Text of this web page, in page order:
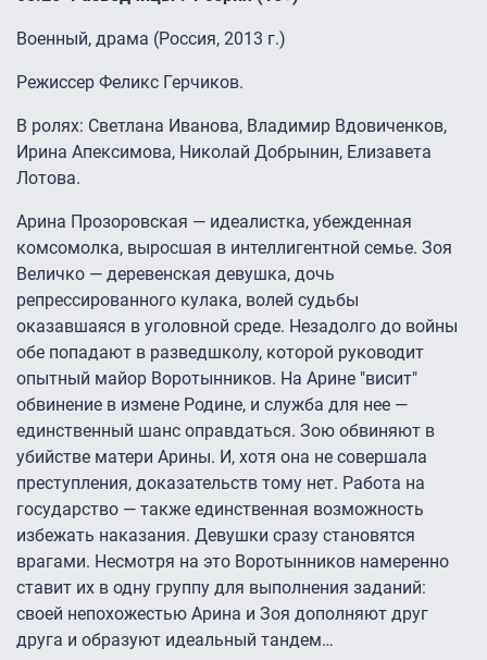
Военный, драма (Россия, 2013 г.)
Режиссер Феликс Герчиков.
В ролях: Светлана Иванова, Владимир Вдовиченков,
Ирина Апексимова, Николай Добрынин, Елизавета
Лотова.
Арина Прозоровская — идеалистка, убежденная
комсомолка, выросшая в интеллигентной семье. Зоя
Величко — деревенская девушка, дочь
репрессированного кулака, волей судьбы
оказавшаяся в уголовной среде. Незадолго до войны
обе попадают в разведшколу, которой руководит
опытный майор Воротынников. На Арине "висит"
обвинение в измене Родине, и служба для нее —
единственный шанс оправдаться. Зою обвиняют в
убийстве матери Арины. И, хотя она не совершала
преступления, доказательств тому нет. Работа на
государство — также единственная возможность
избежать наказания. Девушки сразу становятся
врагами. Несмотря на это Воротынников намеренно
ставит их в одну группу для выполнения заданий:
своей непохожестью Арина и Зоя дополняют друг
друга и образуют идеальный тандем…